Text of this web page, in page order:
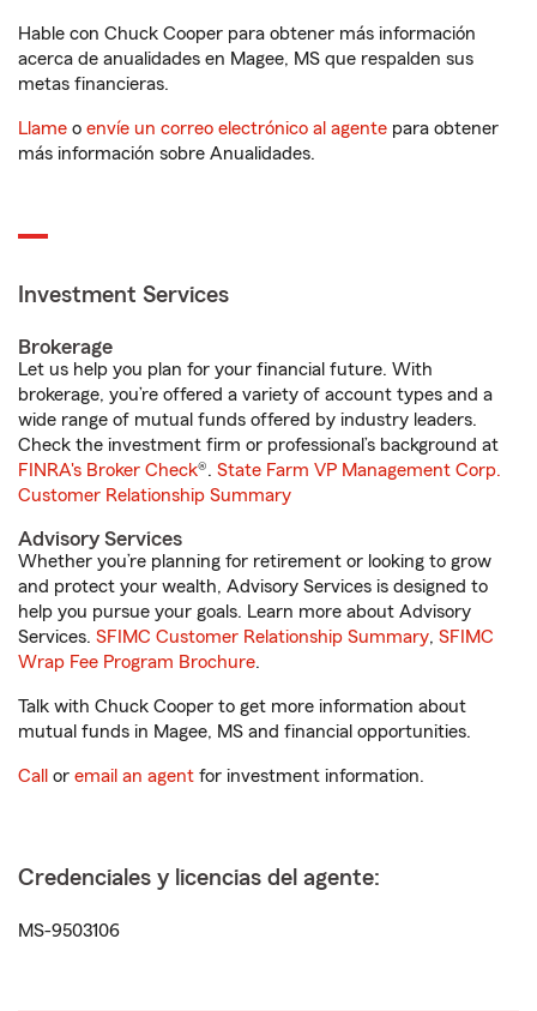
Hable con Chuck Cooper para obtener más información
acerca de anualidades en Magee, MS que respalden sus
metas financieras.
Llame o envíe un correo electrónico al agente para obtener
más información sobre Anualidades.
Investment Services
Brokerage
Let us help you plan for your financial future. With
brokerage, you’re offered a variety of account types and a
wide range of mutual funds offered by industry leaders.
Check the investment firm or professional’s background at
FINRA's Broker Check®. State Farm VP Management Corp.
Customer Relationship Summary
Advisory Services
Whether you’re planning for retirement or looking to grow
and protect your wealth, Advisory Services is designed to
help you pursue your goals. Learn more about Advisory
Services. SFIMC Customer Relationship Summary, SFIMC
Wrap Fee Program Brochure.
Talk with Chuck Cooper to get more information about
mutual funds in Magee, MS and financial opportunities.
Call or email an agent for investment information.
Credenciales y licencias del agente:
MS-9503106